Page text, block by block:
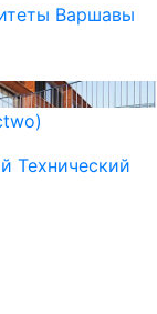
Варшавы
Технический